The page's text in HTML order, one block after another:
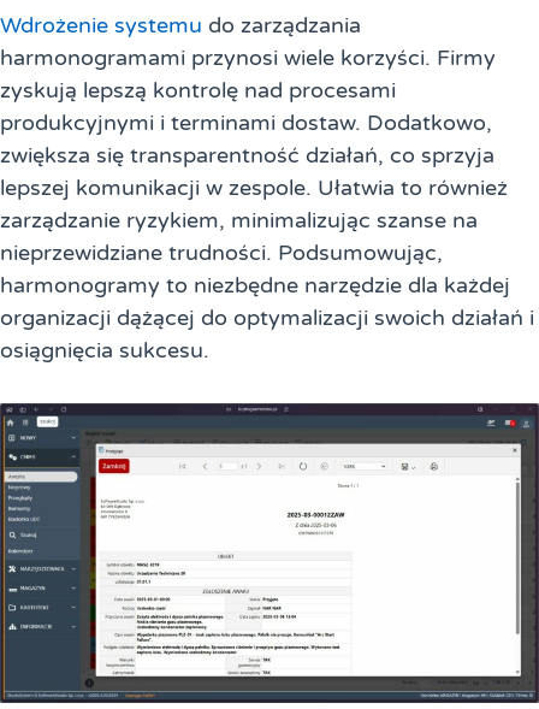
Wdrożenie systemu do zarządzania
harmonogramami przynosi wiele korzyści. Firmy
zyskują lepszą kontrolę nad procesami
produkcyjnymi i terminami dostaw. Dodatkowo,
zwiększa się transparentność działań, co sprzyja
lepszej komunikacji w zespole. Ułatwia to również
zarządzanie ryzykiem, minimalizując szanse na
nieprzewidziane trudności. Podsumowując,
harmonogramy to niezbędne narzędzie dla każdej
organizacji dążącej do optymalizacji swoich działań i
osiągnięcia sukcesu.